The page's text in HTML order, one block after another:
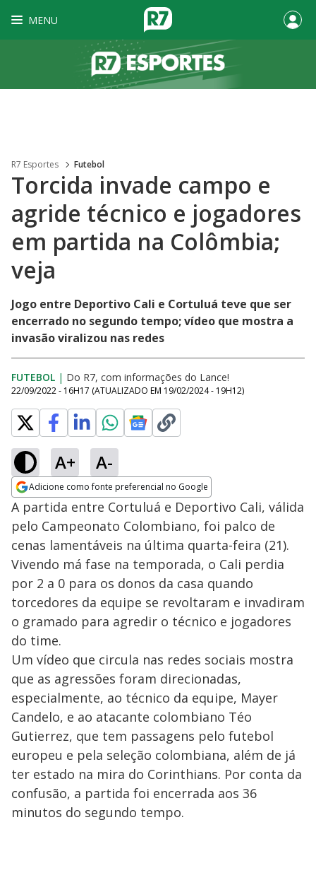
MENU
R7 Esportes Futebol
Torcida invade campo e
agride técnico e jogadores
em partida na Colômbia;
veja
Jogo entre Deportivo Cali e Cortuluá teve que ser
encerrado no segundo tempo; vídeo que mostra a
invasão viralizou nas redes
FUTEBOL | Do R7, com informações do Lance!
22/09/2022 - 16H17 (ATUALIZADO EM 19/02/2024 - 19H12)
A+ A-
Adicione como fonte preferencial no Google
Opens in new window
A partida entre Cortuluá e Deportivo Cali, válida
pelo Campeonato Colombiano, foi palco de
cenas lamentáveis na última quarta-feira (21).
Vivendo má fase na temporada, o Cali perdia
por 2 a 0 para os donos da casa quando
torcedores da equipe se revoltaram e invadiram
o gramado para agredir o técnico e jogadores
do time.
Um vídeo que circula nas redes sociais mostra
que as agressões foram direcionadas,
especialmente, ao técnico da equipe, Mayer
Candelo, e ao atacante colombiano Téo
Gutierrez, que tem passagens pelo futebol
europeu e pela seleção colombiana, além de já
ter estado na mira do Corinthians. Por conta da
confusão, a partida foi encerrada aos 36
minutos do segundo tempo.